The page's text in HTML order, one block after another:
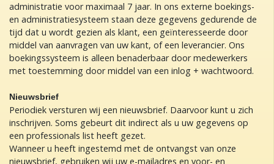
administratie voor maximaal 7 jaar. In ons externe boekings-
en administratiesysteem staan deze gegevens gedurende de
tijd dat u wordt gezien als klant, een geïnteresseerde door
middel van aanvragen van uw kant, of een leverancier. Ons
boekingssysteem is alleen benaderbaar door medewerkers
met toestemming door middel van een inlog + wachtwoord.
Nieuwsbrief
Periodiek versturen wij een nieuwsbrief. Daarvoor kunt u zich
inschrijven. Soms gebeurt dit indirect als u uw gegevens op
een professionals list heeft gezet.
Wanneer u heeft ingestemd met de ontvangst van onze
nieuwsbrief, gebruiken wij uw e-mailadres en voor- en